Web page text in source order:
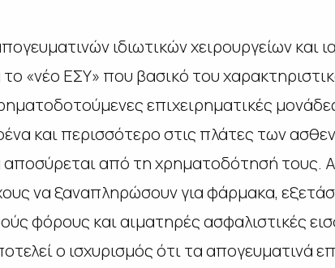
ιδιωτικών χειρουργείων και
το «νέο ΕΣΥ» που βασικό του
επιχειρηματικές
και περισσότερο στις πλάτες των
από τη χρηματοδότησή τους.
να ξαναπληρώσουν για φάρμακα,
φόρους και αιματηρές ασφαλιστικές
ο ισχυρισμός ότι τα απογευματινά